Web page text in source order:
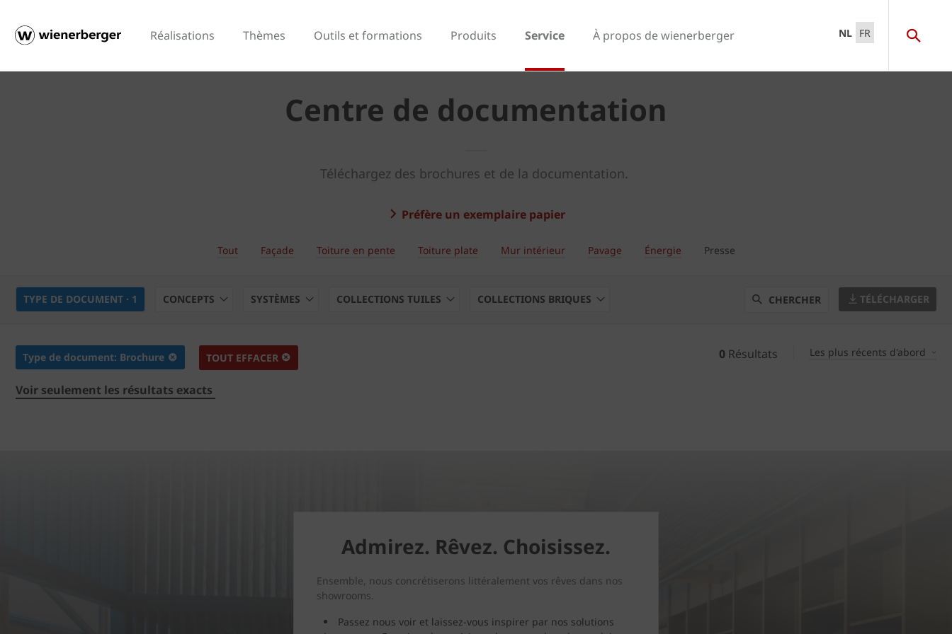
Réalisations Thèmes Outils et formations Produits Service À propos de wienerberger NL FR
Centre de documentation
Téléchargez des brochures et de la documentation.
Préfère un exemplaire papier
Tout Façade Toiture en pente Toiture plate Mur intérieur Pavage Énergie Presse
TYPE DE DOCUMENT · 1 CONCEPTS SYSTÈMES COLLECTIONS TUILES COLLECTIONS BRIQUES CHERCHER TÉLÉCHARGER
Type de document: Brochure TOUT EFFACER
Voir seulement les résultats exacts
0 Résultats Les plus récents d'abord
Admirez. Rêvez. Choisissez.
Ensemble, nous concrétiserons littéralement vos rêves dans nos
showrooms.
Passez nous voir et laissez-vous inspirer par nos solutions